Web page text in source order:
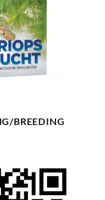
BREEDING